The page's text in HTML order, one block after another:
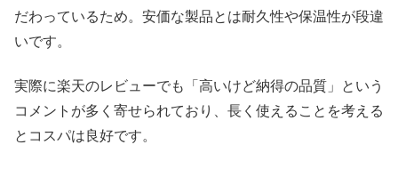
だわっているため。安価な製品とは耐久性や保温性が段違
いです。
実際に楽天のレビューでも「高いけど納得の品質」という
コメントが多く寄せられており、長く使えることを考える
とコスパは良好です。